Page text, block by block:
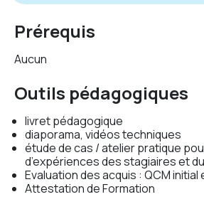
Prérequis
Aucun
Outils pédagogiques
livret pédagogique
diaporama, vidéos techniques
étude de cas / atelier pratique
d’expériences des stagiaires et
Evaluation des acquis : QCM initial
Attestation de Formation